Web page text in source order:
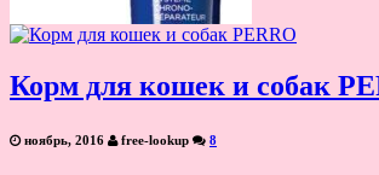
Корм для кошек и собак
ноябрь, 2016 free-lookup 8